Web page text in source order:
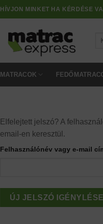
HÍVJON MINKET HA KÉRDÉSE
MATRACOK
Elfelejtett jelszó? A
email-en keresztül.
Felhasználónév vagy e-mail
ÚJ JELSZÓ IGÉNYLÉSE